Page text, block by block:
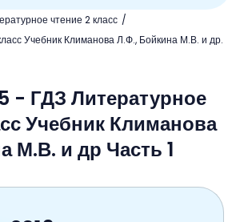
чтение 2 класс
Учебник Климанова Л.Ф., Бойкина М.В. и др.
Русский язык
чтение
Окружающий мир
Математика
Математика
Английский язык
Информатика
чтение
Музыка
Окружающий мир
Английский язык
- ГДЗ Литературное
Учебник Климанова
М.В. и др Часть 1